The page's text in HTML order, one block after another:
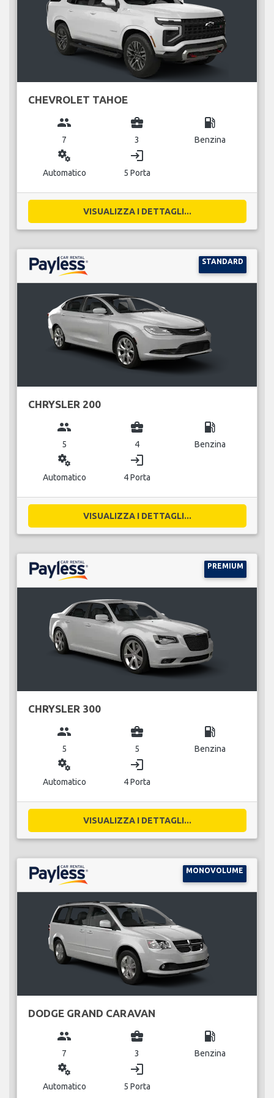
CHEVROLET TAHOE
group
7
business_center
3
local_gas_station
Benzina
miscellaneous_services
Automatico
login
5 Porta
VISUALIZZA I DETTAGLI...
STANDARD
CHRYSLER 200
group
5
business_center
4
local_gas_station
Benzina
miscellaneous_services
Automatico
login
4 Porta
VISUALIZZA I DETTAGLI...
PREMIUM
CHRYSLER 300
group
5
business_center
5
local_gas_station
Benzina
miscellaneous_services
Automatico
login
4 Porta
VISUALIZZA I DETTAGLI...
MONOVOLUME
DODGE GRAND CARAVAN
group
7
business_center
3
local_gas_station
Benzina
miscellaneous_services
Automatico
login
5 Porta